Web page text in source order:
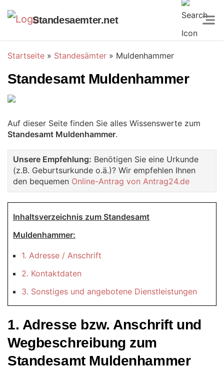
Standesaemter.net
Startseite » Standesämter » Muldenhammer
Standesamt Muldenhammer
Auf dieser Seite finden Sie alles Wissenswerte zum
Standesamt Muldenhammer.
Unsere Empfehlung: Benötigen Sie eine Urkunde
(z.B. Geburtsurkunde o.ä.)? Wir empfehlen Ihnen
den bequemen Online-Antrag von Antrag24.de
Inhaltsverzeichnis zum Standesamt
Muldenhammer:
1. Adresse / Anschrift
2. Kontaktdaten
3. Sonstiges und angebotene Dienstleistungen
1. Adresse bzw. Anschrift und
Wegbeschreibung zum
Standesamt Muldenhammer